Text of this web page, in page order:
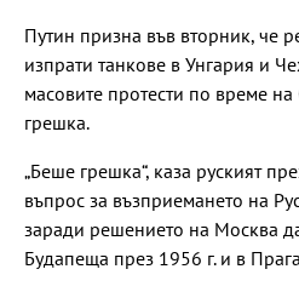
Путин призна във вторник, че
изпрати танкове в Унгария и
масовите протести по време
грешка.
„Беше грешка“, каза руският
въпрос за възприемането на
заради решението на Москва
Будапеща през 1956 г. и в